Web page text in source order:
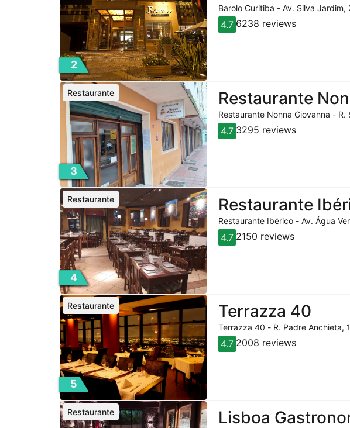
2
Barolo Curitiba - Av. Silva
4.7 6238 reviews
3
Restaurante
Restaurante
Restaurante Nonna Giovanna -
4.7 3295 reviews
4
Restaurante
Restaurante
Restaurante Ibérico - Av. Água
4.7 2150 reviews
5
Terrazza 40
Restaurante
Terrazza 40 - R. Padre Anchieta,
4.7 2008 reviews
Lisboa
Restaurante